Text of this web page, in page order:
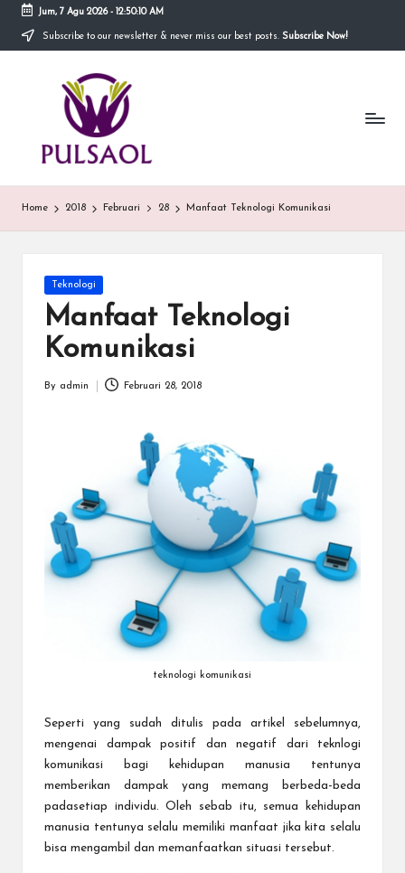
Skip
Jum, 7 Agu 2026- 12:50:10 AM
Subscribe to our newsletter & never miss our best posts. Subscribe Now!
m
a
menyediakan
informasi
Home 2018 Februari 28 Manfaat Teknologi Komunikasi
Posted
in
Teknologi
Manfaat Teknologi
Komunikasi
Posted
By admin Februari 28, 2018
teknologi komunikasi
Seperti yang sudah ditulis pada artikel sebelumnya,
mengenai dampak positif dan negatif dari teknlogi
komunikasi bagi kehidupan manusia tentunya
memberikan dampak yang memang berbeda-beda
padasetiap individu. Oleh sebab itu, semua kehidupan
manusia tentunya selalu memiliki manfaat jika kita selalu
bisa mengambil dan memanfaatkan situasi tersebut.